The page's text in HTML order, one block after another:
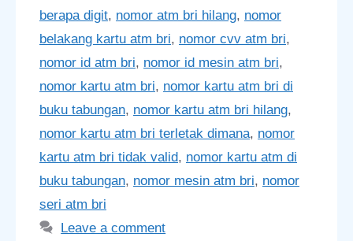
berapa digit, nomor atm bri hilang, nomor
belakang kartu atm bri, nomor cvv atm bri,
nomor id atm bri, nomor id mesin atm bri,
nomor kartu atm bri, nomor kartu atm bri di
buku tabungan, nomor kartu atm bri hilang,
nomor kartu atm bri terletak dimana, nomor
kartu atm bri tidak valid, nomor kartu atm di
buku tabungan, nomor mesin atm bri, nomor
seri atm bri
Leave a comment